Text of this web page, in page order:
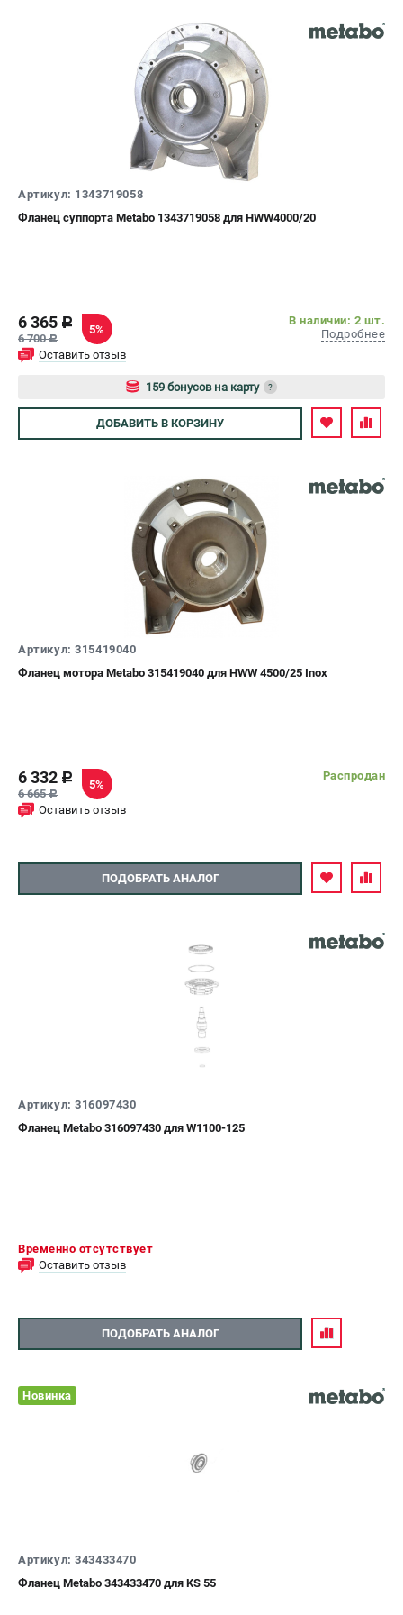
ЗАКАЗ ЗАПЧАСТЕЙ
+7 (911) 360-06-14 | +7 (8112) 59-10-67
zakaz@metabo-market.ru
Артикул: 1343719058
Фланец суппорта Metabo 1343719058 для HWW4000/20
6 365 c
6 700c
5%
В наличии: 2 шт.
Подробнее
Оставить отзыв
159 бонусов на карту ?
Авторизуйтесь
ДОБАВИТЬ В КОРЗИНУ
Артикул: 315419040
Фланец мотора Metabo 315419040 для HWW 4500/25 Inox
6 332 c
6 665c
5%
Распродан
Оставить отзыв
ПОДОБРАТЬ АНАЛОГ
Артикул: 316097430
Фланец Metabo 316097430 для W1100-125
Временно отсутствует
Оставить отзыв
ПОДОБРАТЬ АНАЛОГ
Новинка
Артикул: 343433470
Фланец Metabo 343433470 для KS 55